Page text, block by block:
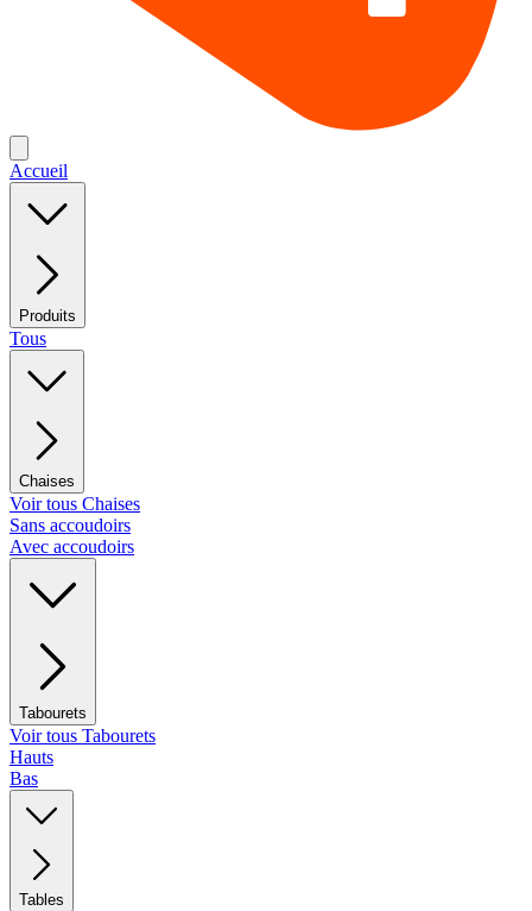
Accueil
Produits
Tous
Chaises
Voir tous Chaises
Sans accoudoirs
Avec accoudoirs
Tabourets
Voir tous Tabourets
Hauts
Bas
Tables